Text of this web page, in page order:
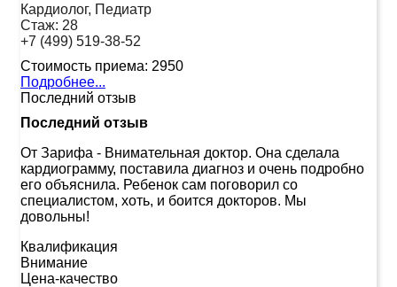
Кардиолог, Педиатр
Стаж: 28
+7 (499) 519-38-52
Стоимость приема: 2950
Подробнее...
Последний отзыв
Последний отзыв
От Зарифа - Внимательная доктор. Она сделала
кардиограмму, поставила диагноз и очень подробно
его объяснила. Ребенок сам поговорил со
специалистом, хоть, и боится докторов. Мы
довольны!
Квалификация
Внимание
Цена-качество